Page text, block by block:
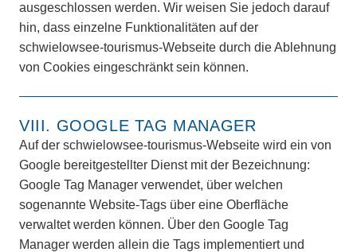
ausgeschlossen werden. Wir weisen Sie jedoch darauf
hin, dass einzelne Funktionalitäten auf der
schwielowsee-tourismus-Webseite durch die Ablehnung
von Cookies eingeschränkt sein können.
VIII. GOOGLE TAG MANAGER
Auf der schwielowsee-tourismus-Webseite wird ein von
Google bereitgestellter Dienst mit der Bezeichnung:
Google Tag Manager verwendet, über welchen
sogenannte Website-Tags über eine Oberfläche
verwaltet werden können. Über den Google Tag
Manager werden allein die Tags implementiert und